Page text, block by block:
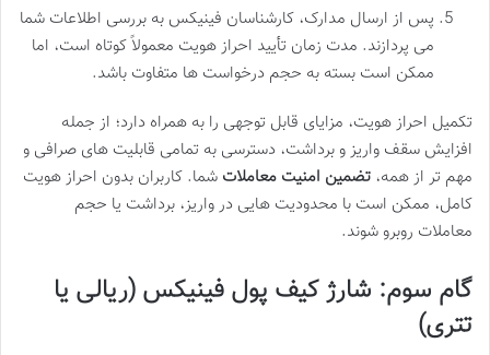
پس از ارسال مدارک، کارشناسان فینیکس به بررسی اطلاعات شما
می پردازند. مدت زمان تأیید احراز هویت معمولاً کوتاه است، اما
ممکن است بسته به حجم درخواست ها متفاوت باشد.
تکمیل احراز هویت، مزایای قابل توجهی را به همراه دارد؛ از جمله
افزایش سقف واریز و برداشت، دسترسی به تمامی قابلیت های صرافی و
مهم تر از همه، تضمین امنیت معاملات شما. کاربران بدون احراز هویت
کامل، ممکن است با محدودیت هایی در واریز، برداشت یا حجم
معاملات روبرو شوند.
گام سوم: شارژ کیف پول فینیکس (ریالی یا
تتری)